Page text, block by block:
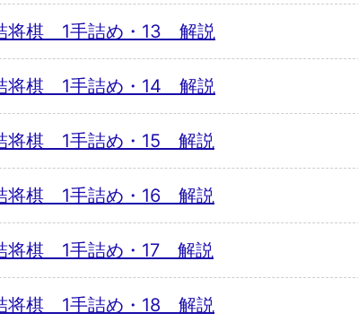
将棋 1手詰め・13 解説
将棋 1手詰め・14 解説
将棋 1手詰め・15 解説
将棋 1手詰め・16 解説
将棋 1手詰め・17 解説
将棋 1手詰め・18 解説